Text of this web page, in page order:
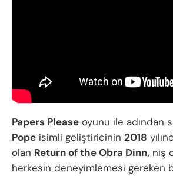
Papers Please oyunu ile adından
Pope isimli geliştiricinin 2018
olan Return of the Obra Dinn, niş
herkesin deneyimlemesi gereken